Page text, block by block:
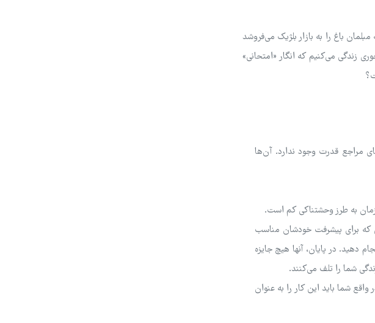
باغ را به بازار بلژیک می‌فروشد
زندگی می‌کنیم که انگار «امتحانی»
مراجع قدرت وجود ندارد. آن‌ها
به طرز وحشتناکی کم است.
که برای پیشرفت خودشان مناسب
دهید. در پایان، آنها هیچ جایزه
شما را تلف می‌کنند.
شما باید این کار را به عنوان